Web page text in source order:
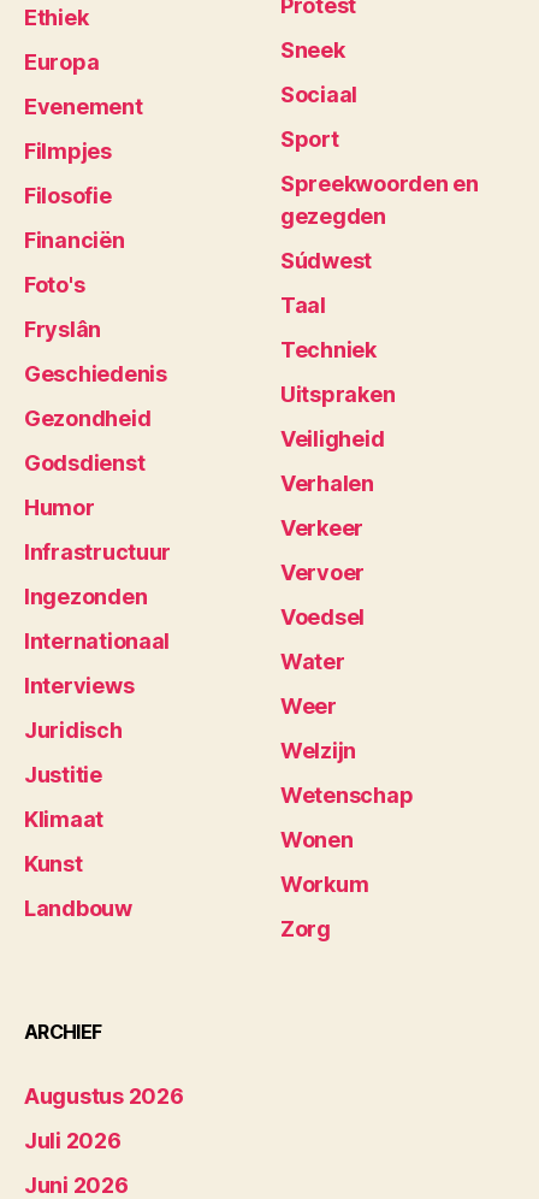
Ethiek
Europa
Evenement
Filmpjes
Filosofie
Financiën
Foto's
Fryslân
Geschiedenis
Gezondheid
Godsdienst
Humor
Infrastructuur
Ingezonden
Internationaal
Interviews
Juridisch
Justitie
Klimaat
Kunst
Landbouw
Protest
Sneek
Sociaal
Sport
Spreekwoorden en
gezegden
Súdwest
Taal
Techniek
Uitspraken
Veiligheid
Verhalen
Verkeer
Vervoer
Voedsel
Water
Weer
Welzijn
Wetenschap
Wonen
Workum
Zorg
ARCHIEF
Augustus 2026
Juli 2026
Juni 2026